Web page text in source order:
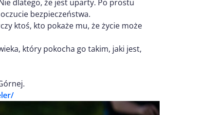
dlatego, że jest uparty. Po prostu
bezpieczeństwa.
ktoś, kto pokaże mu, że życie może
który pokocha go takim, jaki jest,